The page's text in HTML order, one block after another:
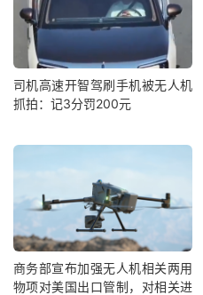
司机高速开智驾刷手机被无人机
抓拍：记3分罚200元
商务部宣布加强无人机相关两用
物项对美国出口管制，对相关进